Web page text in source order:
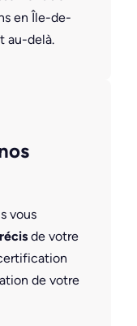
en Île-de-
au-delà.
vous
de votre
de votre